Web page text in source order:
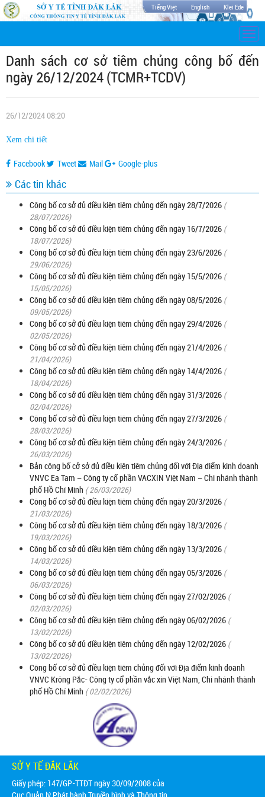
Tiếng Việt English Klei Ede
Danh sách cơ sở tiêm chủng công bố đến
ngày 26/12/2024 (TCMR+TCDV)
26/12/2024 08:20
Xem chi tiết
Facebook Tweet Mail Google-plus
Các tin khác
Công bố cơ sở đủ điều kiện tiêm chủng đến ngày 28/7/2026 (
28/07/2026)
Công bố cơ sở đủ điều kiện tiêm chủng đến ngày 16/7/2026 (
18/07/2026)
Công bố cơ sở đủ điều kiện tiêm chủng đến ngày 23/6/2026 (
29/06/2026)
Công bố cơ sở đủ điều kiện tiêm chủng đến ngày 15/5/2026 (
15/05/2026)
Công bố cơ sở đủ điều kiện tiêm chủng đến ngày 08/5/2026 (
09/05/2026)
Công bố cơ sở đủ điều kiện tiêm chủng đến ngày 29/4/2026 (
02/05/2026)
Công bố cơ sở đủ điều kiện tiêm chủng đến ngày 21/4/2026 (
21/04/2026)
Công bố cơ sở đủ điều kiện tiêm chủng đến ngày 14/4/2026 (
18/04/2026)
Công bố cơ sở đủ điều kiện tiêm chủng đến ngày 31/3/2026 (
02/04/2026)
Công bố cơ sở đủ điều kiện tiêm chủng đến ngày 27/3/2026 (
28/03/2026)
Công bố cơ sở đủ điều kiện tiêm chủng đến ngày 24/3/2026 (
26/03/2026)
Bản công bố cở sở đủ điều kiện tiêm chủng đối với Địa điểm kinh doanh
VNVC Ea Tam – Công ty cổ phần VACXIN Việt Nam – Chi nhánh thành
phố Hồ Chí Minh ( 26/03/2026)
Công bố cơ sở đủ điều kiện tiêm chủng đến ngày 20/3/2026 (
21/03/2026)
Công bố cơ sở đủ điều kiện tiêm chủng đến ngày 18/3/2026 (
19/03/2026)
Công bố cơ sở đủ điều kiện tiêm chủng đến ngày 13/3/2026 (
14/03/2026)
Công bố cơ sở đủ điều kiện tiêm chủng đến ngày 05/3/2026 (
06/03/2026)
Công bố cơ sở đủ điều kiện tiêm chủng đến ngày 27/02/2026 (
02/03/2026)
Công bố cơ sở đủ điều kiện tiêm chủng đến ngày 06/02/2026 (
13/02/2026)
Công bố cơ sở đủ điều kiện tiêm chủng đến ngày 12/02/2026 (
13/02/2026)
Công bố cơ sở đủ điều kiện tiêm chủng đối với Địa điểm kinh doanh
VNVC Krông Pắc- Công ty cổ phần vắc xin Việt Nam, Chi nhánh thành
phố Hồ Chí Minh ( 02/02/2026)
SỞ Y TẾ ĐẮK LẮK
Giấy phép: 147/GP-TTĐT ngày 30/09/2008 của
Cục Quản lý Phát hành Truyền hình và Thông tin